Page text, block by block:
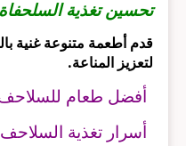
تحسين تغذية السلحفاة
قدم أطعمة متنوعة غنية
لتعزيز المناعة.
أفضل طعام للسلاحف
أسرار تغذية السلاحف